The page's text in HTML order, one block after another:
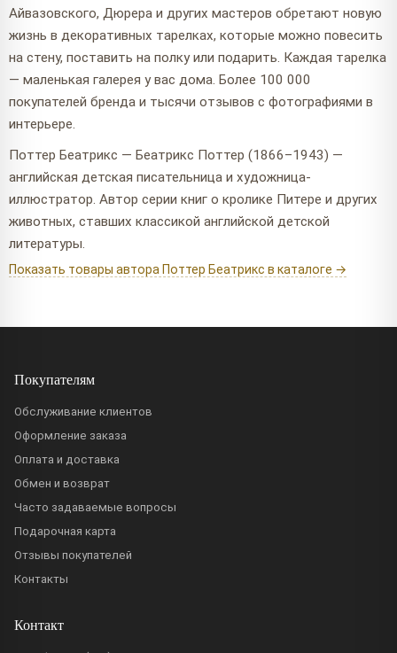
Айвазовского, Дюрера и других мастеров обретают новую
жизнь в декоративных тарелках, которые можно повесить
на стену, поставить на полку или подарить. Каждая тарелка
— маленькая галерея у вас дома. Более 100 000
покупателей бренда и тысячи отзывов с фотографиями в
интерьере.
Поттер Беатрикс — Беатрикс Поттер (1866–1943) —
английская детская писательница и художница-
иллюстратор. Автор серии книг о кролике Питере и других
животных, ставших классикой английской детской
литературы.
Показать товары автора Поттер Беатрикс в каталоге →
Покупателям
Обслуживание клиентов
Оформление заказа
Оплата и доставка
Обмен и возврат
Часто задаваемые вопросы
Подарочная карта
Отзывы покупателей
Контакты
Контакт